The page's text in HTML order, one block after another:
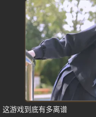
这游戏到底有多离谱